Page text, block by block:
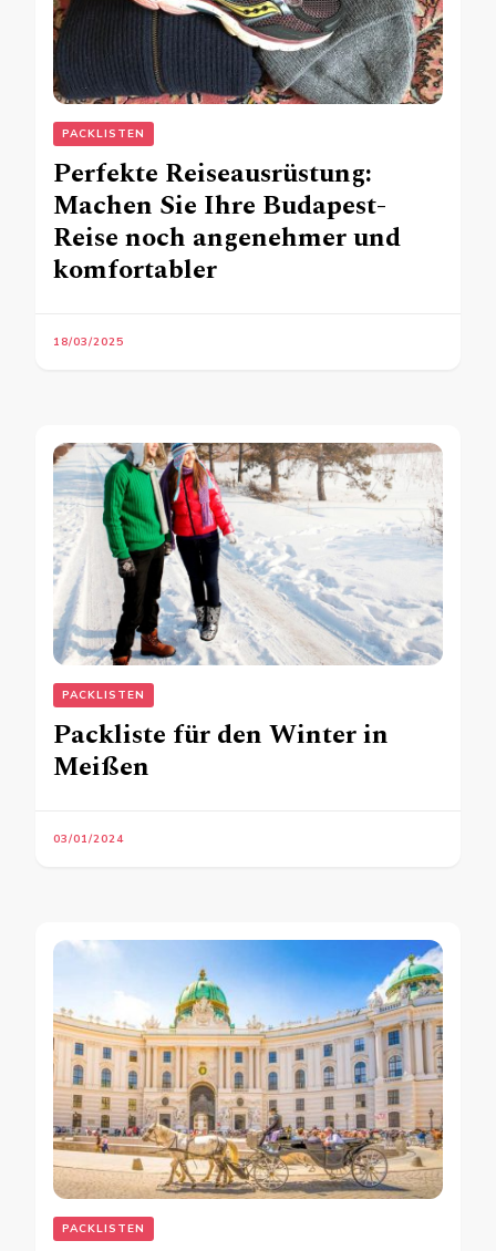
PACKLISTEN
Perfekte Reiseausrüstung:
Machen Sie Ihre Budapest-
Reise noch angenehmer und
komfortabler
18/03/2025
PACKLISTEN
Packliste für den Winter in
Meißen
03/01/2024
PACKLISTEN